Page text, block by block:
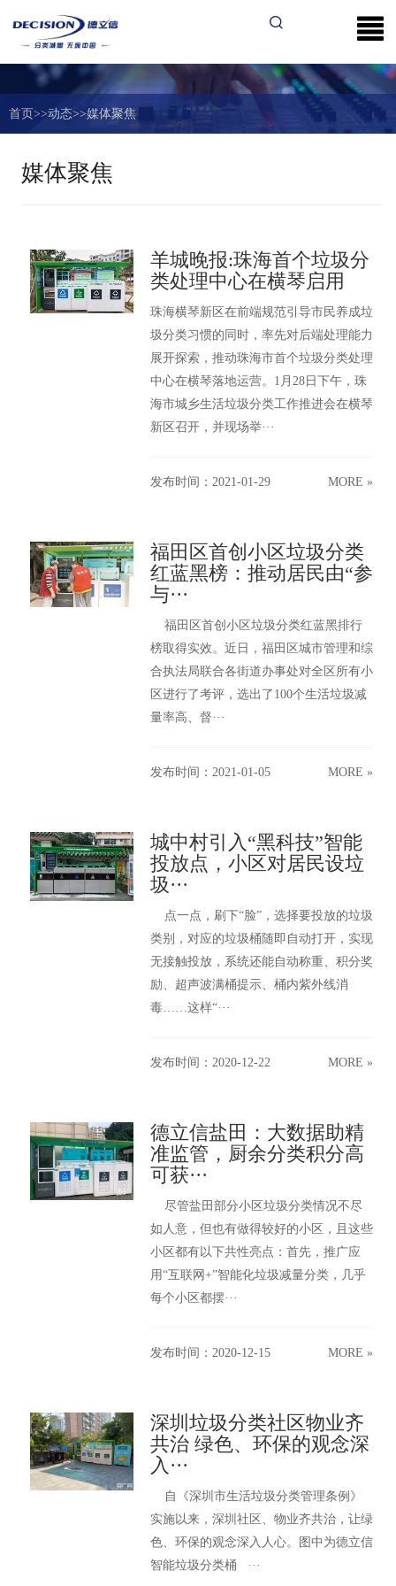
首页 >>动态>>媒体聚焦
媒体聚焦
羊城晚报:珠海首个垃圾分
类处理中心在横琴启用
珠海横琴新区在前端规范引导市民养成垃
圾分类习惯的同时，率先对后端处理能力
展开探索，推动珠海市首个垃圾分类处理
中心在横琴落地运营。1月28日下午，珠
海市城乡生活垃圾分类工作推进会在横琴
新区召开，并现场举···
发布时间：2021-01-29 MORE »
福田区首创小区垃圾分类
红蓝黑榜：推动居民由“参
与···
福田区首创小区垃圾分类红蓝黑排行
榜取得实效。近日，福田区城市管理和综
合执法局联合各街道办事处对全区所有小
区进行了考评，选出了100个生活垃圾减
量率高、督···
发布时间：2021-01-05 MORE »
城中村引入“黑科技”智能
投放点，小区对居民设垃
圾···
点一点，刷下“脸”，选择要投放的垃圾
类别，对应的垃圾桶随即自动打开，实现
无接触投放，系统还能自动称重、积分奖
励、超声波满桶提示、桶内紫外线消
毒……这样“···
发布时间：2020-12-22 MORE »
德立信盐田：大数据助精
准监管，厨余分类积分高
可获···
尽管盐田部分小区垃圾分类情况不尽
如人意，但也有做得较好的小区，且这些
小区都有以下共性亮点：首先，推广应
用“互联网+”智能化垃圾减量分类，几乎
每个小区都摆···
发布时间：2020-12-15 MORE »
深圳垃圾分类社区物业齐
共治 绿色、环保的观念深
入···
自《深圳市生活垃圾分类管理条例》
实施以来，深圳社区、物业齐共治，让绿
色、环保的观念深入人心。图中为德立信
智能垃圾分类桶 ···